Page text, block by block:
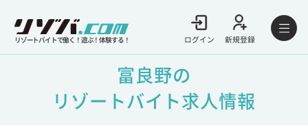
リゾートバイトで働く！遊ぶ！体験する！ ログイン 新規登録
富良野の
リゾートバイト求人情報